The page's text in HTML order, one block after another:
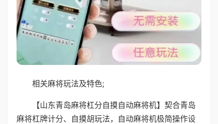
相关麻将玩法及特色;
【山东青岛麻将杠分自摸自动麻将机】契合青岛
麻将杠牌计分、自摸胡玩法，自动麻将机极简操作设